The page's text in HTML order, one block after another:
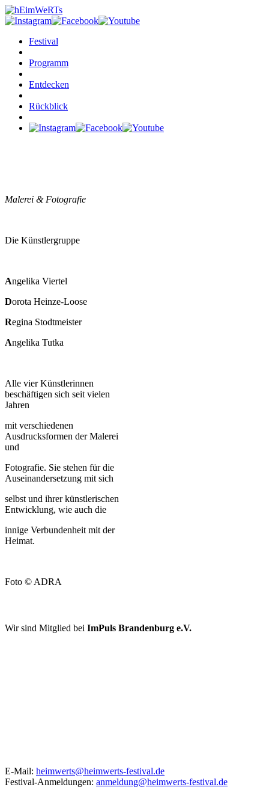
Festival
Programm
Entdecken
Rückblick
Malerei & Fotografie
Die Künstlergruppe
Angelika Viertel
Dorota Heinze-Loose
Regina Stodtmeister
Angelika Tutka
Alle vier Künstlerinnen
beschäftigen sich seit vielen
Jahren
mit verschiedenen
Ausdrucksformen der Malerei
und
Fotografie. Sie stehen für die
Auseinandersetzung mit sich
selbst und ihrer künstlerischen
Entwicklung, wie auch die
innige Verbundenheit mit der
Heimat.
Foto © ADRA
Wir sind Mitglied bei ImPuls Brandenburg e.V.
E-Mail: heimwerts@heimwerts-festival.de
Festival-Anmeldungen: anmeldung@heimwerts-festival.de